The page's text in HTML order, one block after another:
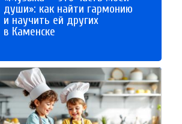
души»: как найти гармонию
и научить ей других
в Каменске